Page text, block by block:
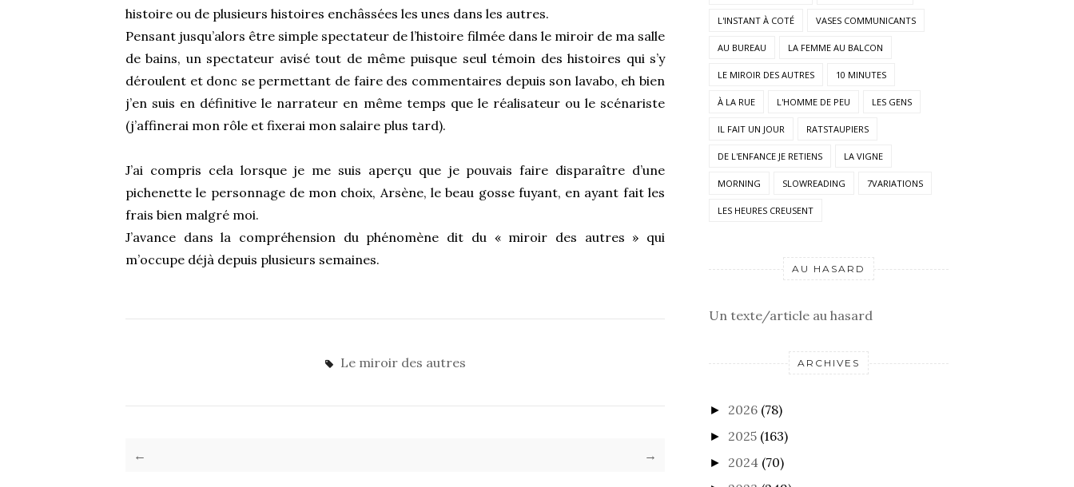
histoire ou de plusieurs histoires enchâssées les unes dans les autres.
Pensant jusqu’alors être simple spectateur de l’histoire filmée dans le miroir de ma salle
de bains, un spectateur avisé tout de même puisque seul témoin des histoires qui s’y
déroulent et donc se permettant de faire des commentaires depuis son lavabo, eh bien
j’en suis en définitive le narrateur en même temps que le réalisateur ou le scénariste
(j’affinerai mon rôle et fixerai mon salaire plus tard).
J’ai compris cela lorsque je me suis aperçu que je pouvais faire disparaître d’une
pichenette le personnage de mon choix, Arsène, le beau gosse fuyant, en ayant fait les
frais bien malgré moi.
J’avance dans la compréhension du phénomène dit du « miroir des autres » qui
m’occupe déjà depuis plusieurs semaines.
Le miroir des autres
← →
L'INSTANT À COTÉ VASES COMMUNICANTS
AU BUREAU LA FEMME AU BALCON
LE MIROIR DES AUTRES 10 MINUTES
À LA RUE L'HOMME DE PEU LES GENS
IL FAIT UN JOUR RATSTAUPIERS
DE L'ENFANCE JE RETIENS LA VIGNE
MORNING SLOWREADING 7VARIATIONS
LES HEURES CREUSENT
AU HASARD
Un texte/article au hasard
ARCHIVES
► 2026 (78)
► 2025 (163)
► 2024 (70)